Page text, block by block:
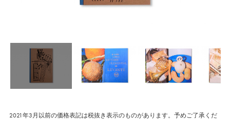
2021年3月以前の価格表記は税抜き表示のものがあります。予めご了承くだ